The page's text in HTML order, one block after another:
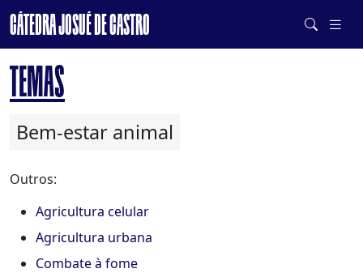
CÁTEDRA JOSUÉ DE CASTRO
DE SISTEMAS ALIMENTARES SAUDÁVEIS E SUSTENTÁVEIS
TEMAS
Bem-estar animal
Outros:
Agricultura celular
Agricultura urbana
Combate à fome